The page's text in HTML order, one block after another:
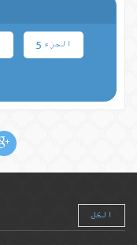
الجزء 5
الكل